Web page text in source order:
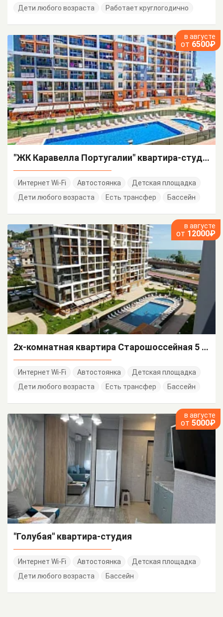
Дети любого возраста
Работает круглогодично
в августе
от 6500₽
"ЖК Каравелла Португалии" квартира-студия
Интернет Wi-Fi Автостоянка
Детская площадка
Дети любого возраста
Есть трансфер Бассейн
в августе
от 12000₽
2х-комнатная квартира Старошоссейная 5 корп 1
Интернет Wi-Fi Автостоянка
Детская площадка
Дети любого возраста
Есть трансфер Бассейн
в августе
от 5000₽
"Голубая" квартира-студия
Интернет Wi-Fi Автостоянка
Детская площадка
Дети любого возраста
Бассейн